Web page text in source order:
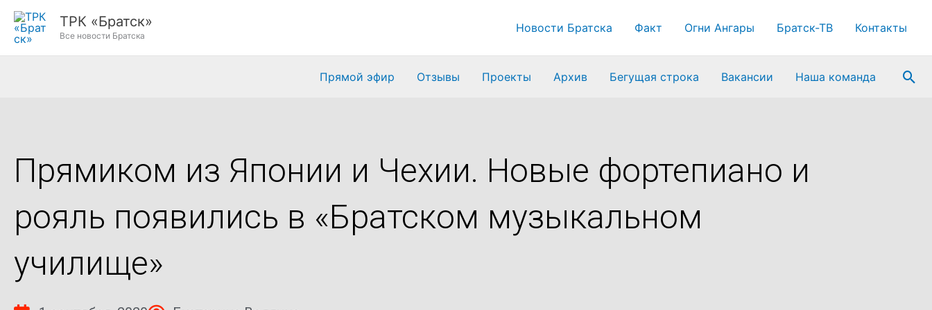
Перейти
ТРК «Братск»
Все новости Братска
Новости Братска Факт Огни Ангары Братск-ТВ Контакты
Прямой эфир Отзывы Проекты Архив Бегущая строка Вакансии Наша команда
Прямиком из Японии и Чехии. Новые фортепиано и
рояль появились в «Братском музыкальном
училище»